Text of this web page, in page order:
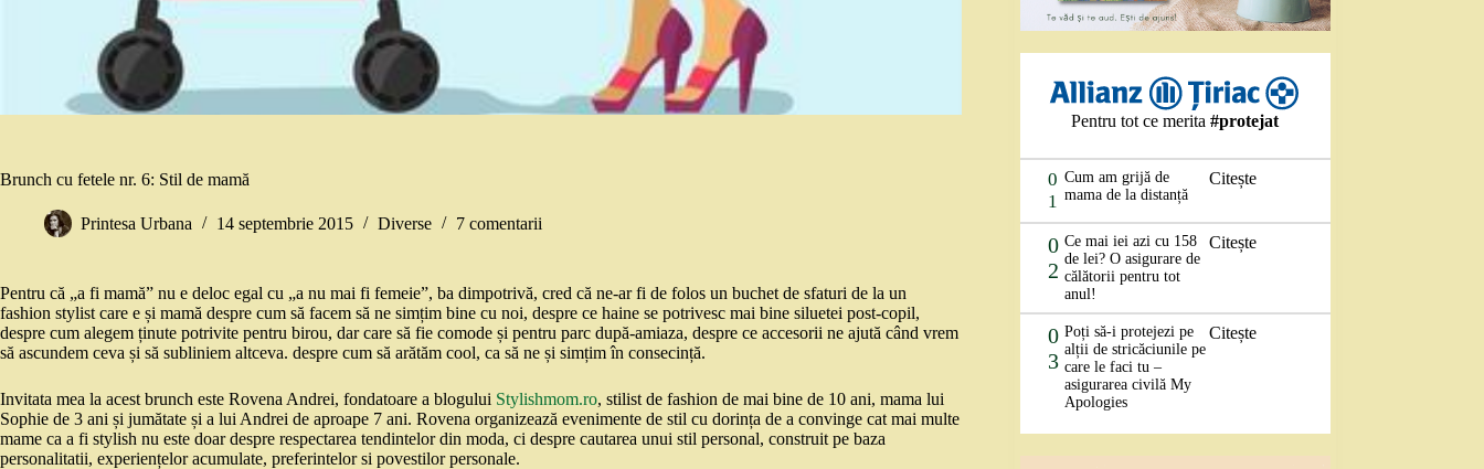
Brunch cu fetele nr. 6: Stil de mamă
Printesa Urbana 14 septembrie 2015 Diverse 7 comentarii
Pentru că „a fi mamă” nu e deloc egal cu „a nu mai fi femeie”, ba dimpotrivă, cred că ne-ar fi de folos un buchet de sfaturi de la un
fashion stylist care e și mamă despre cum să facem să ne simțim bine cu noi, despre ce haine se potrivesc mai bine siluetei post-copil,
despre cum alegem ținute potrivite pentru birou, dar care să fie comode și pentru parc după-amiaza, despre ce accesorii ne ajută când vrem
să ascundem ceva și să subliniem altceva. despre cum să arătăm cool, ca să ne și simțim în consecință.
Invitata mea la acest brunch este Rovena Andrei, fondatoare a blogului Stylishmom.ro, stilist de fashion de mai bine de 10 ani, mama lui
Sophie de 3 ani și jumătate și a lui Andrei de aproape 7 ani. Rovena organizează evenimente de stil cu dorința de a convinge cat mai multe
mame ca a fi stylish nu este doar despre respectarea tendintelor din moda, ci despre cautarea unui stil personal, construit pe baza
personalitatii, experiențelor acumulate, preferintelor si povestilor personale.
Pentru tot ce merita#protejat
0
1
Cum am grijă de
mama de la distanță
Citește
0
2
Ce mai iei azi cu 158
de lei? O asigurare de
călătorii pentru tot
anul!
Citește
0
3
Poți să-i protejezi pe
alții de stricăciunile pe
care le faci tu –
asigurarea civilă My
Apologies
Citește